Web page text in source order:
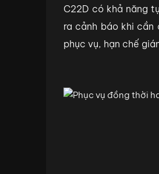
C22D có khả năng
ra cảnh báo khi cần
phục vụ, hạn chế